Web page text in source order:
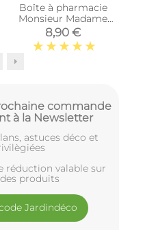
Boîte à pharmacie
Monsieur Madame
(Little Miss)
8,90 €
commande
à la Newsletter
astuces déco et
réduction valable sur
produits
Jardindéco